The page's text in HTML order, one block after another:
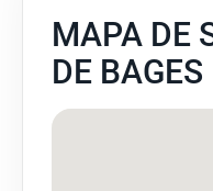
MAPA DE
DE BAGES